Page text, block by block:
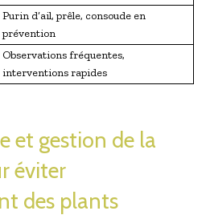
Purin d’ail, prêle, consoude en
prévention
Observations fréquentes,
interventions rapides
et gestion de la
éviter
des plants